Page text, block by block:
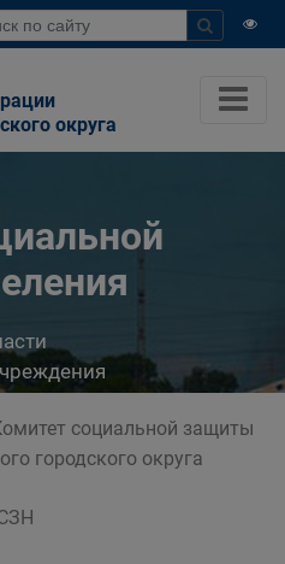
округа
защиты населения
социальной защиты
городского округа